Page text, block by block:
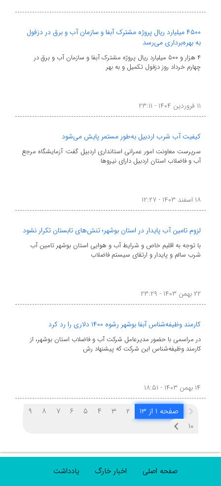
۴۵۰۰ میلیارد ریال پروژه مشترک آبفا و سازمان آب و برق در دزفول
به بهره‌برداری می‌رسد
۴ هزار و ۵۰۰ میلیارد ریال پروژه مشترک آبفا و سازمان آب و برق در
چهارم خرداد روز دزفول تکمیل و به بهر
۱۱ فروردین ۱۴۰۴ - ۲۳:۱۱
کیفیت آب شرب اردبیل به‌طور مستمر پایش می‌شود
سرپرست معاونت امور عمرانی استانداری اردبیل گفت: آزمایشگاه مرجع
آب و فاضلاب استان اردبیل دارای نیروها
۱۸ اسفند ۱۴۰۳ - ۱۲:۲۷
لزوم تامین آب پایدار در استان بوشهر؛ تنش‌های تابستان تکرار نشود
با توجه به اقلیم خاص و شرایط آب و هوایی استان بوشهر تامین آب
شرب سالم و پایدار و ارتقای سیستم فاضلاب
۲۲ بهمن ۱۴۰۳ - ۲۳:۲۹
کارمند وظیفه‌شناس آبفا بوشهر رشوه ۱۴۰۰ دلاری را رد کرد
در مراسمی با حضور مدیرعامل شرکت آب و فاضلاب استان بوشهر، از
کارمند وظیفه‌شناس این شرکت که پیشنهاد رش
۱۴ بهمن ۱۴۰۳ - ۱۸:۵۱
صفحه ۱ از ۱۳ ۲ ۳ ۴ ۵ ۶ ۷ ۸
۹
۱۰
صفحه اصلی اخبار خارگ
یادداشت